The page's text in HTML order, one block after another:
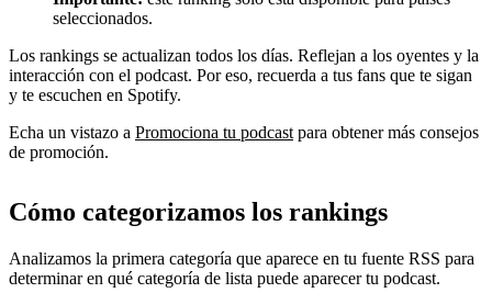
seleccionados.
Los rankings se actualizan todos los días. Reflejan a los oyentes y la
interacción con el podcast. Por eso, recuerda a tus fans que te sigan
y te escuchen en Spotify.
Echa un vistazo a Promociona tu podcast para obtener más consejos
de promoción.
Cómo categorizamos los rankings
Analizamos la primera categoría que aparece en tu fuente RSS para
determinar en qué categoría de lista puede aparecer tu podcast.